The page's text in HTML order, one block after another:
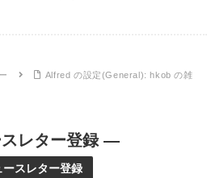
Alfred の設定(General): hkob の雑
レター登録 —
ースレター登録